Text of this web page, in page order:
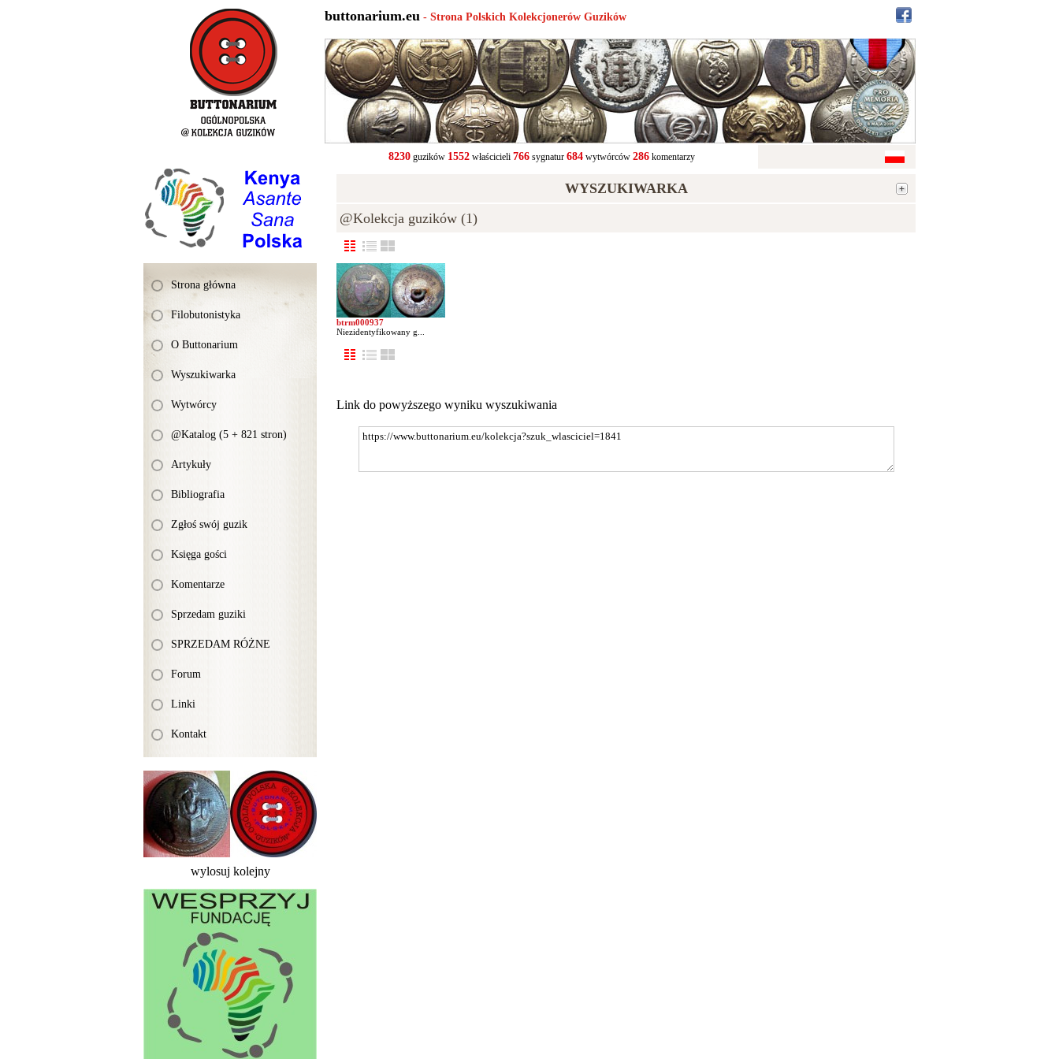
Strona główna
Filobutonistyka
O Buttonarium
Wyszukiwarka
Wytwórcy
@Katalog (5 + 821 stron)
Artykuły
Bibliografia
Zgłoś swój guzik
Księga gości
Komentarze
Sprzedam guziki
SPRZEDAM RÓŻNE
Forum
Linki
Kontakt
wylosuj kolejny
buttonarium.eu - Strona Polskich Kolekcjonerów Guzików
8230guzików 1552właścicieli 766sygnatur 684wytwórców 286komentarzy
WYSZUKIWARKA
@Kolekcja guzików (1)
btrm000937
Niezidentyfikowany g...
Link do powyższego wyniku wyszukiwania